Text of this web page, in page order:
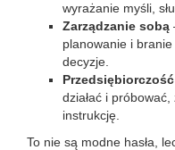
wyrażanie myśli,
Zarządzanie sobą
planowanie i
decyzje.
działać i
instrukcję.
To nie są modne hasła,